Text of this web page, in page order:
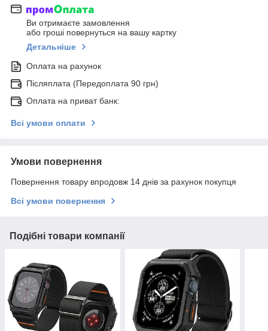
Ви отримаєте замовлення
або гроші повернуться на вашу картку
Детальніше
Оплата на рахунок
Післяплата (Передоплата 90 грн)
Оплата на приват банк:
Всі умови оплати
Умови повернення
Повернення товару впродовж 14 днів за рахунок покупця
Всі умови повернення
Подібні товари компанії